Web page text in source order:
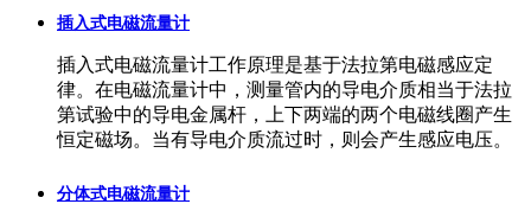
插入式电磁流量计
插入式电磁流量计工作原理是基于法拉第电磁感应定
律。在电磁流量计中，测量管内的导电介质相当于法拉
第试验中的导电金属杆，上下两端的两个电磁线圈产生
恒定磁场。当有导电介质流过时，则会产生感应电压。
分体式电磁流量计